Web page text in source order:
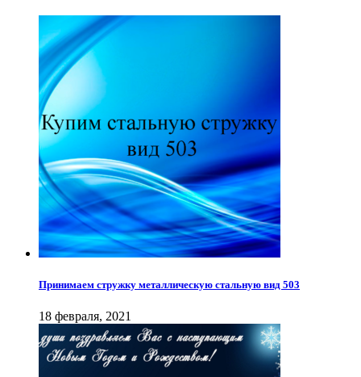
Принимаем стружку металлическую стальную вид 503
18 февраля, 2021